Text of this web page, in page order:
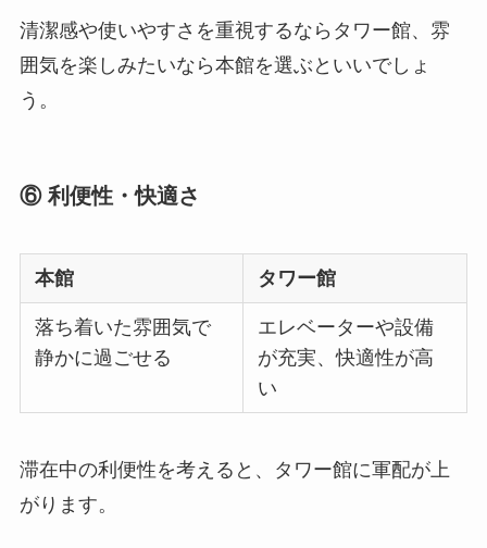
清潔感や使いやすさを重視するならタワー館、雰
囲気を楽しみたいなら本館を選ぶといいでしょ
う。
⑥ 利便性・快適さ
本館 タワー館
落ち着いた雰囲気で
静かに過ごせる
エレベーターや設備
が充実、快適性が高
い
滞在中の利便性を考えると、タワー館に軍配が上
がります。